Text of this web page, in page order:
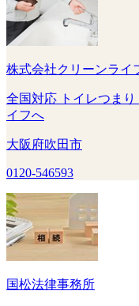
株式会社クリーンライ
全国対応 トイレつま
イフへ
大阪府吹田市
0120-546593
国松法律事務所